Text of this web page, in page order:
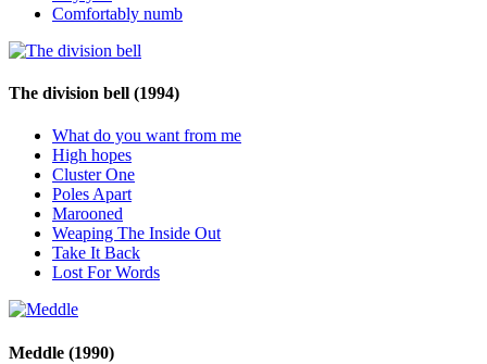
Comfortably numb
The division bell (1994)
What do you want from me
High hopes
Cluster One
Poles Apart
Marooned
Weaping The Inside Out
Take It Back
Lost For Words
Meddle (1990)